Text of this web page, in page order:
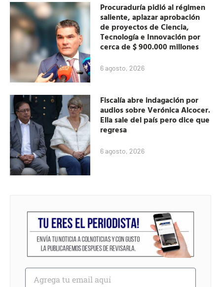
Procuraduría pidió al régimen
saliente, aplazar aprobación
de proyectos de Ciencia,
Tecnología e Innovación por
cerca de $ 900.000 millones
6 agosto, 2026
Fiscalía abre indagación por
audios sobre Verónica Alcocer.
Ella sale del país pero dice que
regresa
6 agosto, 2026